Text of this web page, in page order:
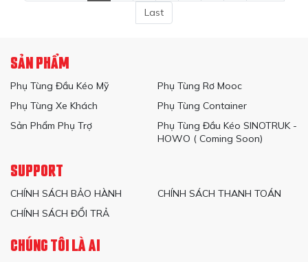
Last
SẢN PHẨM
Phụ Tùng Đầu Kéo Mỹ
Phụ Tùng Rơ Mooc
Phụ Tùng Xe Khách
Phụ Tùng Container
Sản Phẩm Phụ Trợ
Phụ Tùng Đầu Kéo SINOTRUK -
HOWO ( Coming Soon)
SUPPORT
CHÍNH SÁCH BẢO HÀNH
CHÍNH SÁCH THANH TOÁN
CHÍNH SÁCH ĐỔI TRẢ
CHÚNG TÔI LÀ AI